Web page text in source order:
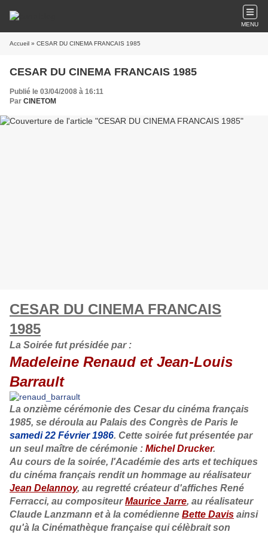
MENU
Accueil » CESAR DU CINEMA FRANCAIS 1985
CESAR DU CINEMA FRANCAIS 1985
Publié le 03/04/2008 à 16:11
Par CINETOM
CESAR DU CINEMA FRANCAIS
1985
La Soirée fut présidée par :
Madeleine Renaud et Jean-Louis
Barrault
La onzième cérémonie des Cesar du cinéma français
1985, se déroula au Palais des Congrès de Paris le
samedi 22 Février 1986. Cette soirée fut présentée par
un seul maître de cérémonie : Michel Drucker.
Au cours de la soirée, l'Académie des arts et techiques
du cinéma français rendit un hommage au réalisateur
Jean Delannoy, au regretté créateur d'affiches René
Ferracci, au compositeur Maurice Jarre, au réalisateur
Claude Lanzmann et à la comédienne Bette Davis ainsi
qu'à la Cinémathèque française qui célèbrait son